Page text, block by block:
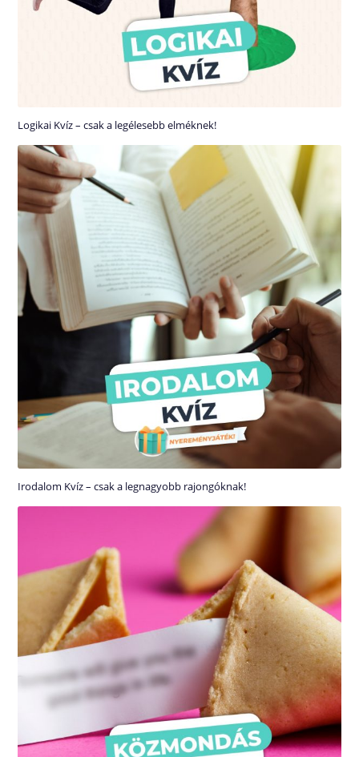
Logikai Kvíz – csak a legélesebb elméknek!
Irodalom Kvíz – csak a legnagyobb rajongóknak!